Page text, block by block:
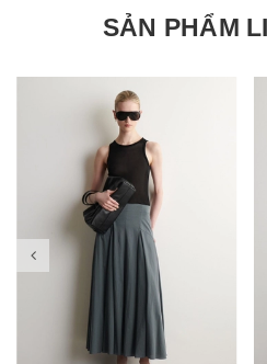
SẢN PHẨM